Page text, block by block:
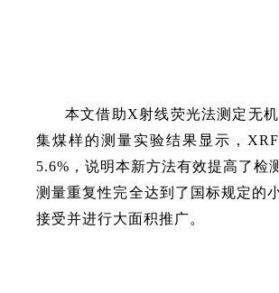
本文借助X射线荧光法测定无
集煤样的测量实验结果显示，
5.6%，说明本新方法有效提高了检
测量重复性完全达到了国标规定的
接受并进行大面积推广。